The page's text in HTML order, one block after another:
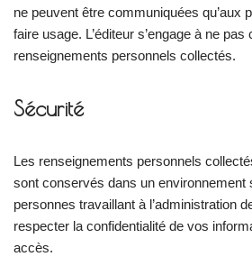
ne peuvent être communiquées qu’aux
faire usage. L’éditeur s’engage à ne
renseignements personnels collectés.
Sécurité
Les renseignements personnels
sont conservés dans un environnement
personnes travaillant à l’administration
respecter la confidentialité de vos
accès.